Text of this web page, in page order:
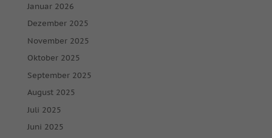
Januar 2026
Dezember 2025
November 2025
Oktober 2025
September 2025
August 2025
Juli 2025
Juni 2025